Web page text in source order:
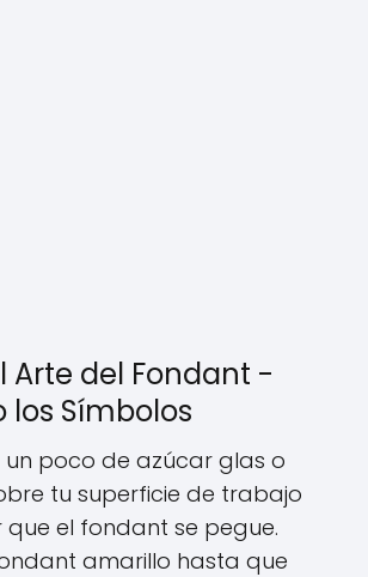
Arte del Fondant -
los Símbolos
un poco de azúcar glas o
tu superficie de trabajo
el fondant se pegue.
amarillo hasta que